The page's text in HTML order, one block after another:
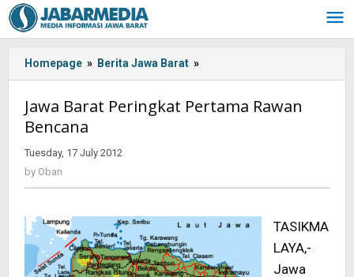
Skip
to
content
Homepage » Berita Jawa Barat »
-:IN-
>Jawa
-
Jawa Barat Peringkat Pertama Rawan
Bencana
Tuesday, 17 July 2012
by Oban
TASIKMA
LAYA,-
Jawa